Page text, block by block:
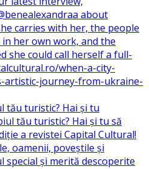
tău turistic? Hai și tu